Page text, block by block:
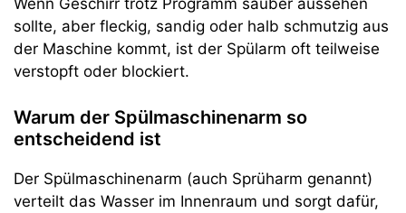
Wenn Geschirr trotz Programm sauber aussehen
sollte, aber fleckig, sandig oder halb schmutzig aus
der Maschine kommt, ist der Spülarm oft teilweise
verstopft oder blockiert.
Warum der Spülmaschinenarm so
entscheidend ist
Der Spülmaschinenarm (auch Sprüharm genannt)
verteilt das Wasser im Innenraum und sorgt dafür,